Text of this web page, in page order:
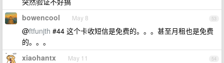
53
bowencool May 8
@ftfunjth #44 这个卡收短信是免费的。。。甚至月租也是免费
的。。。
54
xiaohantx May 11